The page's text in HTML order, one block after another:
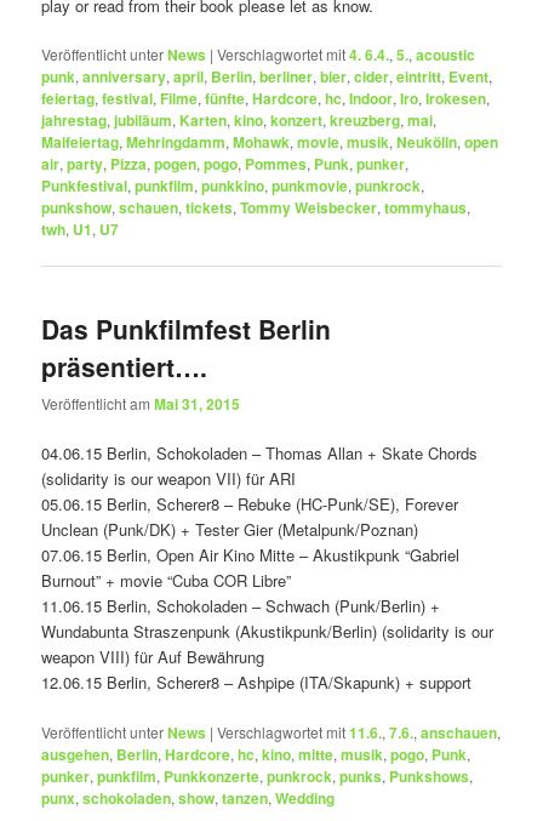
play or read from their book please let as know.
Veröffentlicht unterNews |Verschlagwortet mit4. 6.4.,5.,acoustic
punk,anniversary,april, Berlin,berliner,bier,cider,eintritt, Event,
feiertag,festival, Filme,fünfte,Hardcore,hc,Indoor,Iro,Irokesen,
jahrestag,jubiläum, Karten,kino,konzert,kreuzberg,mai,
Maifeiertag,Mehringdamm,Mohawk,movie,musik,Neukölln,open
air,party, Pizza,pogen,pogo, Pommes, Punk,punker,
Punkfestival,punkfilm,punkkino,punkmovie,punkrock,
punkshow,schauen,tickets,Tommy Weisbecker,tommyhaus,
twh, U1, U7
Das Punkfilmfest Berlin
präsentiert….
Veröffentlicht amMai 31, 2015
04.06.15 Berlin, Schokoladen – Thomas Allan + Skate Chords
(solidarity is our weapon VII) für ARI
05.06.15 Berlin, Scherer8 – Rebuke (HC-Punk/SE), Forever
Unclean (Punk/DK) + Tester Gier (Metalpunk/Poznan)
07.06.15 Berlin, Open Air Kino Mitte – Akustikpunk “Gabriel
Burnout” + movie “Cuba COR Libre”
11.06.15 Berlin, Schokoladen – Schwach (Punk/Berlin) +
Wundabunta Straszenpunk (Akustikpunk/Berlin) (solidarity is our
weapon VIII) für Auf Bewährung
12.06.15 Berlin, Scherer8 – Ashpipe (ITA/Skapunk) + support
Veröffentlicht unterNews |Verschlagwortet mit11.6.,7.6.,anschauen,
ausgehen, Berlin,Hardcore,hc,kino,mitte,musik,pogo, Punk,
punker,punkfilm, Punkkonzerte,punkrock,punks, Punkshows,
punx,schokoladen,show,tanzen,Wedding